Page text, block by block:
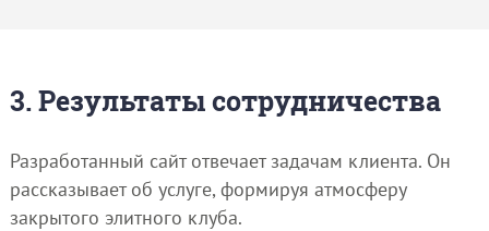
3. Результаты сотрудничества
Разработанный сайт отвечает задачам клиента. Он
рассказывает об услуге, формируя атмосферу
закрытого элитного клуба.